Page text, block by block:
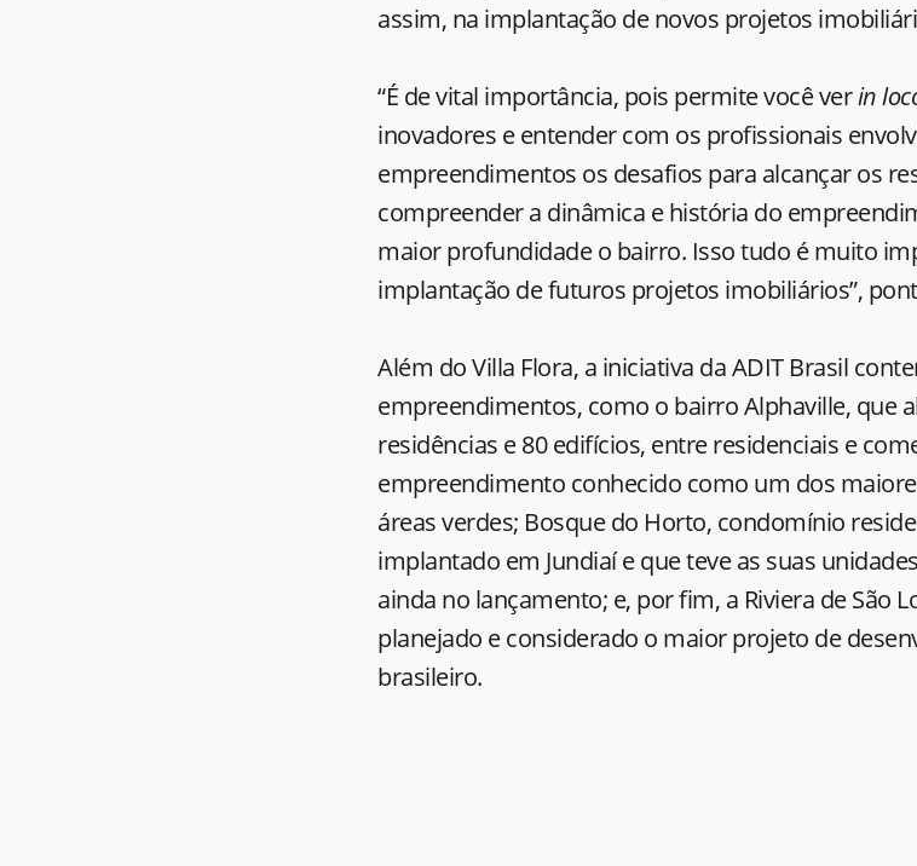
assim, na implantação de novos projetos
“É de vital importância, pois permite você verin
inovadores e entender com os profissionais
empreendimentos os desafios para alcançar os
compreender a dinâmica e história do
maior profundidade o bairro. Isso tudo é muito
implantação de futuros projetos imobiliários”,
Além do Villa Flora, a iniciativa da ADIT Brasil
empreendimentos, como o bairro Alphaville, que
residências e 80 edifícios, entre residenciais e
empreendimento conhecido como um dos
áreas verdes; Bosque do Horto, condomínio
implantado em Jundiaí e que teve as suas
ainda no lançamento; e, por fim, a Riviera de São
planejado e considerado o maior projeto de
brasileiro.